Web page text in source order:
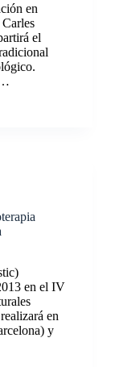
en
el
en el IV
en
y